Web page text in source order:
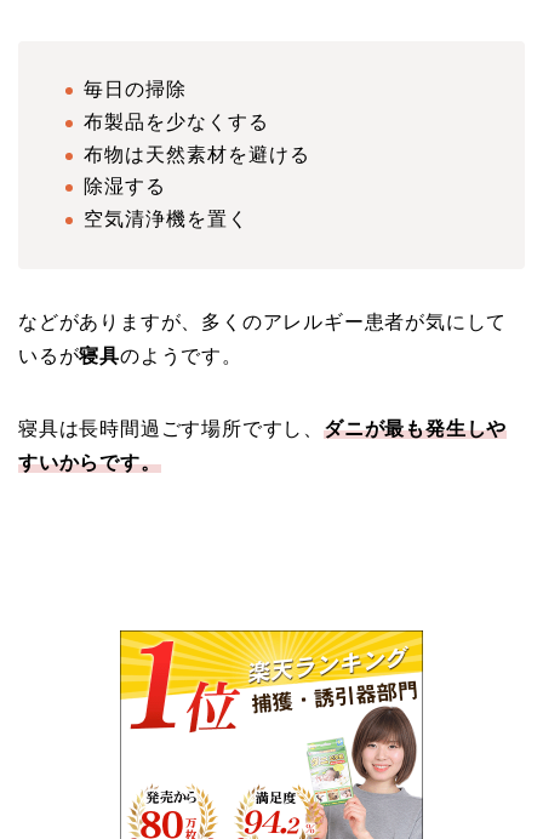
毎日の掃除
布製品を少なくする
布物は天然素材を避ける
除湿する
空気清浄機を置く
などがありますが、多くのアレルギー患者が気にして
いるが寝具のようです。
寝具は長時間過ごす場所ですし、 ダニが最も発生しや
すいからです。